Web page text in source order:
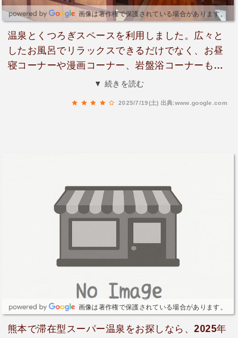
画像は著作権で保護されている場合があります。
温泉とくつろぎスペースを利用しました。広々と
したお風呂でリラックスできるだけでなく、お昼
寝コーナーや漫画コーナー、岩盤浴コーナーも併
設されていて、まさに最高の癒し空間。1日中ゆ
▼ 続きを読む
2025/7/19(土) 出典:www.google.com
画像は著作権で保護されている場合があります。
熊本で滞在型スーパー温泉をお探しなら、2025年